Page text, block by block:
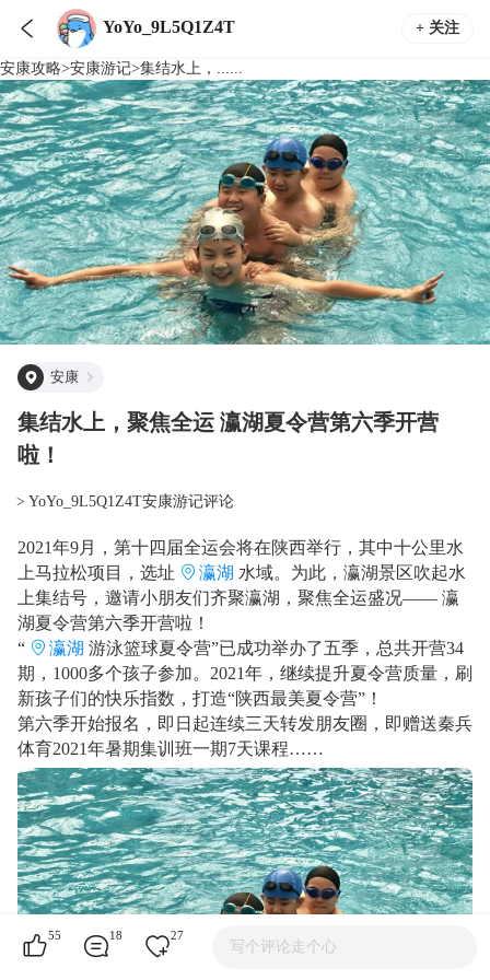
 YoYo_9L5Q1Z4T + 关注
安康攻略>安康游记>集结水上，......
安康
集结水上，聚焦全运 瀛湖夏令营第六季开营
啦！
> YoYo_9L5Q1Z4T安康游记评论
2021年9月，第十四届全运会将在陕西举行，其中十公里水
上马拉松项目，选址
瀛湖 水域。为此，瀛湖景区吹起水
上集结号，邀请小朋友们齐聚瀛湖，聚焦全运盛况—— 瀛
湖夏令营第六季开营啦！
“
瀛湖 游泳篮球夏令营”已成功举办了五季，总共开营34
期，1000多个孩子参加。2021年，继续提升夏令营质量，刷
新孩子们的快乐指数，打造“陕西最美夏令营”！
第六季开始报名，即日起连续三天转发朋友圈，即赠送秦兵
体育2021年暑期集训班一期7天课程……
55 18 27
写个评论走个心